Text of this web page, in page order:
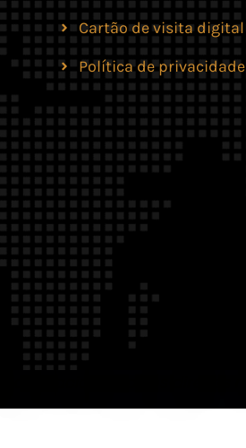
Cartão de visita digital
Política de privacidade